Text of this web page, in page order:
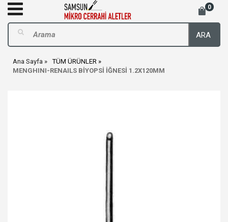
0
ARA
Ana Sayfa
TÜM ÜRÜNLER
MENGHINI-RENAILS BİYOPSİ İĞNESİ 1.2X120MM